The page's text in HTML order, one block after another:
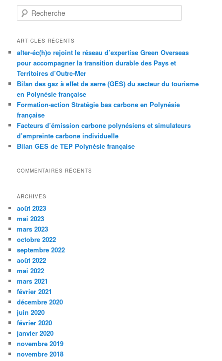
e
h
r
c
h
e
ARTICLES RÉCENTS
alter-éc(h)o rejoint le réseau d’expertise Green Overseas
pour accompagner la transition durable des Pays et
Territoires d’Outre-Mer
Bilan des gaz à effet de serre (GES) du secteur du tourisme
en Polynésie française
Formation-action Stratégie bas carbone en Polynésie
française
Facteurs d’émission carbone polynésiens et simulateurs
d’empreinte carbone individuelle
Bilan GES de TEP Polynésie française
COMMENTAIRES RÉCENTS
ARCHIVES
août 2023
mai 2023
mars 2023
octobre 2022
septembre 2022
août 2022
mai 2022
mars 2021
février 2021
décembre 2020
juin 2020
février 2020
janvier 2020
novembre 2019
novembre 2018